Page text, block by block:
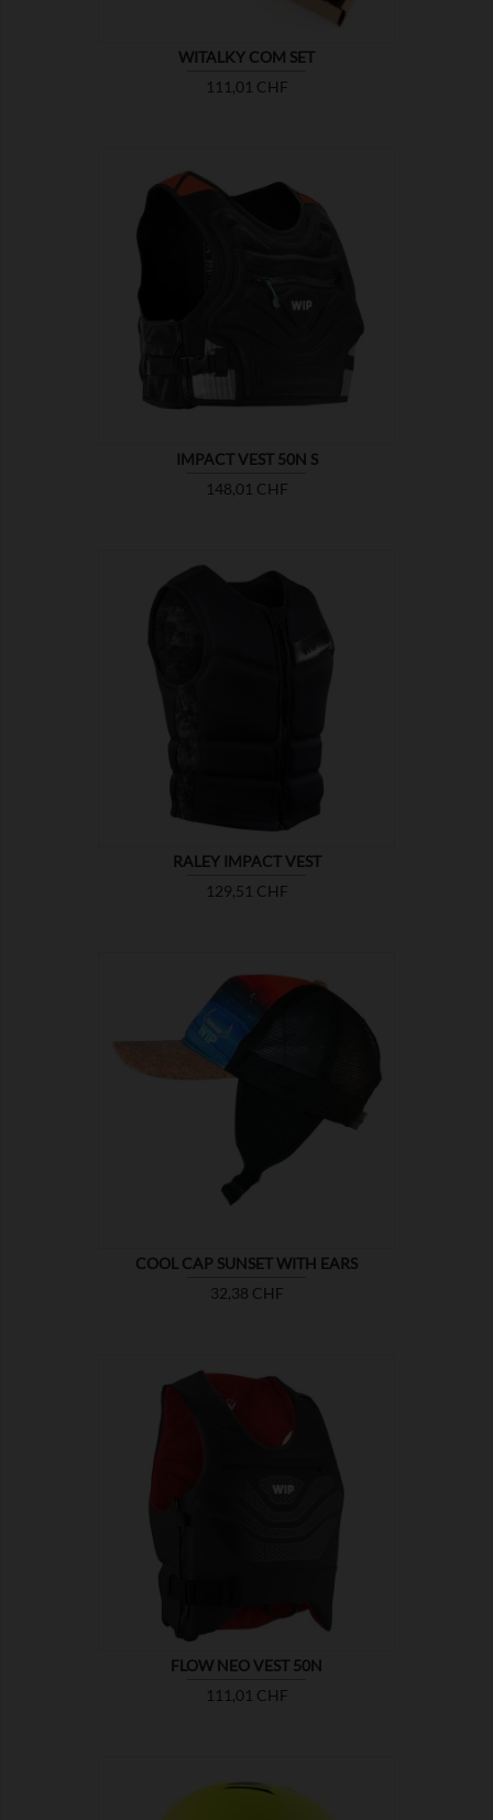
WITALKY COM SET
Prix
111,01 CHF
IMPACT VEST 50N S
Prix
148,01 CHF
MONTRER
RALEY IMPACT VEST
Prix
129,51 CHF
MONTRER
COOL CAP SUNSET WITH EARS
Prix
32,38 CHF
FLOW NEO VEST 50N
Prix
111,01 CHF